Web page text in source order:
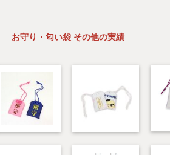
お守り・匂い袋 その他の実績